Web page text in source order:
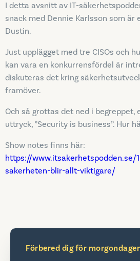
I detta avsnitt av IT-
snack med Dennie Karlsson som är
Dustin.
Just upplägget med tre CISOs och
kan vara en konkurrensfördel är
diskuteras det kring
framöver.
Och så grottas det ned i begreppet,
uttryck, ”Security is business”. Hur
Show notes finns här:
https://www.itsakerhetspodden.se/
sakerheten-blir-allt-viktigare/
Förbered dig för